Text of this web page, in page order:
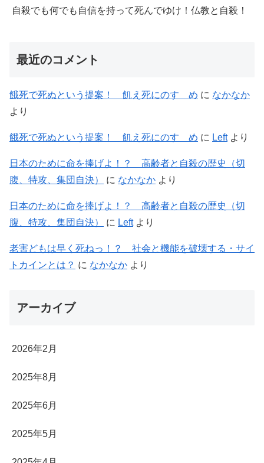
自殺でも何でも自信を持って死んでゆけ！仏教と自殺！
最近のコメント
餓死で死ぬという提案！ 飢え死にのすゝめ に なかなか
より
餓死で死ぬという提案！ 飢え死にのすゝめ に Leftより
日本のために命を捧げよ！？ 高齢者と自殺の歴史（切
腹、特攻、集団自決）
に なかなか より
日本のために命を捧げよ！？ 高齢者と自殺の歴史（切
腹、特攻、集団自決）
に Leftより
老害どもは早く死ねっ！？ 社会と機能を破壊する・サイ
トカインとは？ に なかなか より
アーカイブ
2026年2月
2025年8月
2025年6月
2025年5月